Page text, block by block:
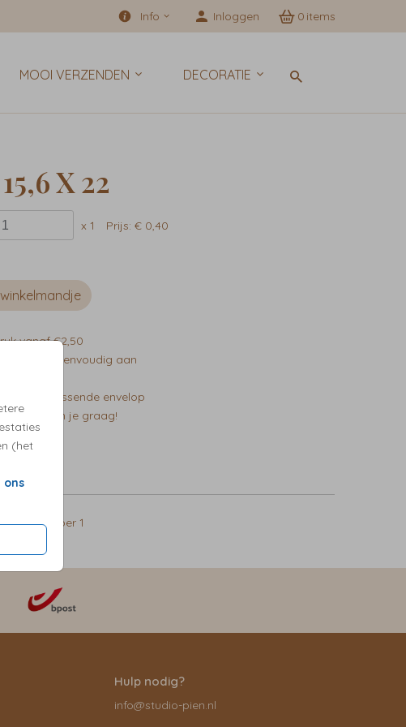
Info Inloggen 0
MOOI VERZENDEN DECORATIE
(het
ons
X 22
x 1 Prijs:€ 0,40
vanaf €2,50
ontwerp eenvoudig aan
een bijpassende envelop
helpen je graag!
0,40 per 1
Hulp nodig?
info@studio-pien.nl